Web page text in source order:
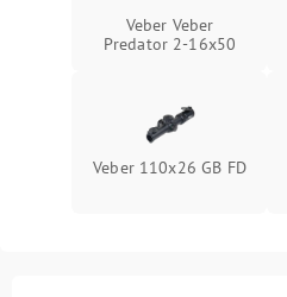
Veber Veber
Predator 2-16x50
Veber 110x26 GB FD